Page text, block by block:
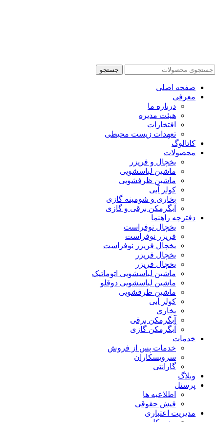
جستجو
صفحه اصلی
معرفی
درباره ما
هیئت مدیره
افتخارات
تعهدات زیست محیطی
کاتالوگ
محصولات
یخچال و فریزر
ماشین لباسشویی
ماشین ظرفشویی
کولر آبی
بخاری و شومینه گازی
آبگرمکن برقی و گازی
دفترچه راهنما
یخچال نوفراست
فریزر نوفراست
یخچال فریزر نوفراست
یخچال فریزر
یخچال فریزر
ماشین لباسشویی اتوماتیک
ماشین لباسشویی دوقلو
ماشین ظرفشویی
کولر آبی
بخاری
آبگرمکن برقی
آبگرمکن گازی
خدمات
خدمات پس از فروش
سرویسکاران
گارانتی
وبلاگ
پرسنل
اطلاعیه ها
فیش حقوقی
مدیریت اعتباری